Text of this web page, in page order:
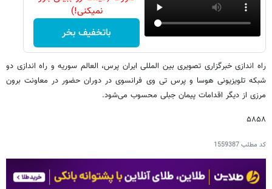
نمیکنی!)
باتخفیف بخر
راه اندازی خبرگزاری تصویری بین المللی ایران پرس، العالم سوریه و راه اندازی دو
شبکه تلویزیونی هوسا و پرس تی وی فرانسوی در دوران حضور در معاونت برون
مرزی از دیگر اقدامات پیمان جبلی محسوب می‌شود.
۵۸۵۸
کد مطلب1559387